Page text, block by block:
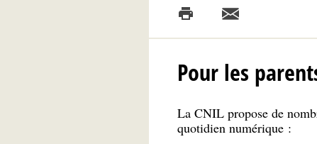
Pour les
La CNIL propose de
quotidien numérique :